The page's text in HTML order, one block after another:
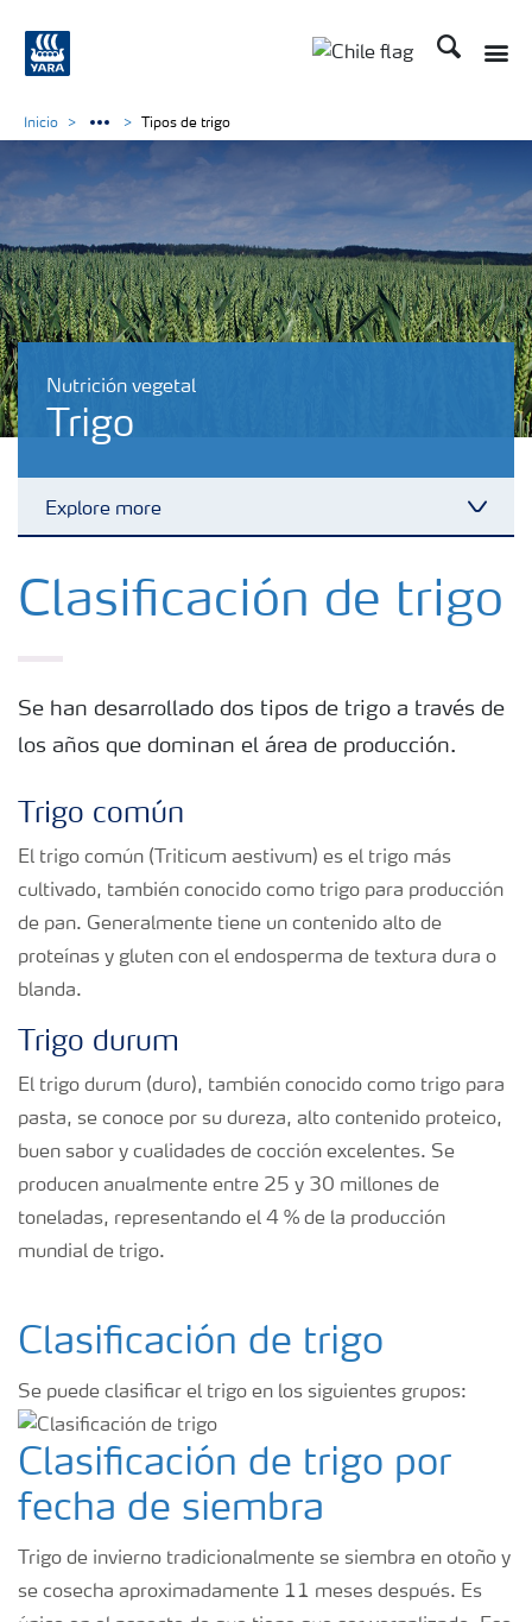
Buscar
Nutrición vegetal
Trigo
Explore more
Fertilizantes con baja Huella de Carbono
Almacenaje y manejo de fertilizantes
Soluciones por cultivos
Deficiencia de nutrientes en cultivos
Inicio Tipos de trigo
Clasificación de trigo
Se han desarrollado dos tipos de trigo a través de
los años que dominan el área de producción.
Trigo común
El trigo común (Triticum aestivum) es el trigo más
cultivado, también conocido como trigo para producción
de pan. Generalmente tiene un contenido alto de
proteínas y gluten con el endosperma de textura dura o
blanda.
Trigo durum
El trigo durum (duro), también conocido como trigo para
pasta, se conoce por su dureza, alto contenido proteico,
buen sabor y cualidades de cocción excelentes. Se
producen anualmente entre 25 y 30 millones de
toneladas, representando el 4 % de la producción
mundial de trigo.
Clasificación de trigo
Se puede clasificar el trigo en los siguientes grupos:
Clasificación de trigo por
fecha de siembra
Trigo de invierno tradicionalmente se siembra en otoño y
se cosecha aproximadamente 11 meses después. Es